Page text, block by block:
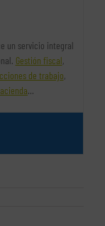
un servicio integral
Gestión fiscal,
de trabajo,
…